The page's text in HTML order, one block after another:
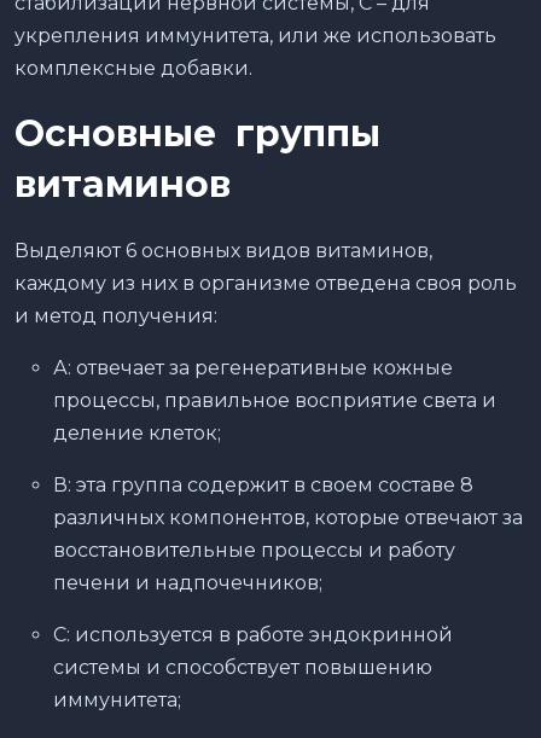
укрепления иммунитета, или же использовать
комплексные добавки.
Основные группы
витаминов
Выделяют 6 основных видов витаминов,
каждому из них в организме отведена своя роль
и метод получения:
А: отвечает за регенеративные кожные
процессы, правильное восприятие света и
деление клеток;
В: эта группа содержит в своем составе 8
различных компонентов, которые отвечают за
восстановительные процессы и работу
печени и надпочечников;
С: используется в работе эндокринной
системы и способствует повышению
иммунитета;